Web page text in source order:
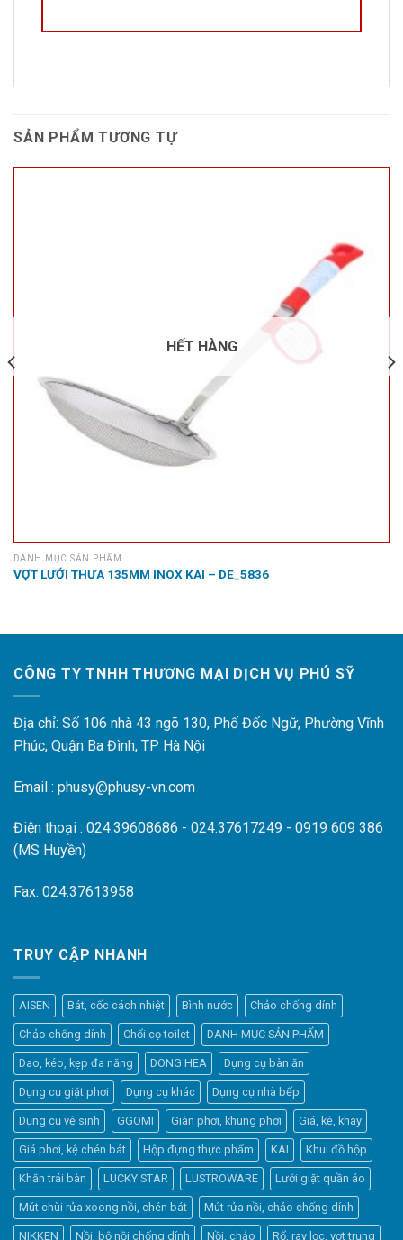
SẢN PHẨM TƯƠNG TỰ
HẾT HÀNG
DANH MỤC SẢN PHẨM
VỢT LƯỚI THƯA 135MM INOX KAI – DE_5836
CÔNG TY TNHH THƯƠNG MẠI DỊCH VỤ PHÚ SỸ
Địa chỉ: Số 106 nhà 43 ngõ 130, Phố Đốc Ngữ, Phường Vĩnh
Phúc, Quận Ba Đình, TP Hà Nội
Email : phusy@phusy-vn.com
Điện thoại : 024.39608686 - 024.37617249 - 0919 609 386
(MS Huyền)
Fax: 024.37613958
TRUY CẬP NHANH
AISEN Bát, cốc cách nhiệt Bình nước Chảo chống dính
Chảo chống dính Chổi cọ toilet DANH MỤC SẢN PHẨM
Dao, kéo, kẹp đa năng DONG HEA Dụng cụ bàn ăn
Dụng cụ giặt phơi Dụng cụ khác Dụng cụ nhà bếp
Dụng cụ vệ sinh GGOMI Giàn phơi, khung phơi Giá, kệ, khay
Giá phơi, kệ chén bát Hộp đựng thực phẩm KAI Khui đồ hộp
Khăn trải bàn LUCKY STAR LUSTROWARE Lưới giặt quần áo
Mút chùi rửa xoong nồi, chén bát Mút rửa nồi, chảo chống dính
NIKKEN Nồi, bộ nồi chống dính Nồi, chảo Rổ, ray lọc, vợt trụng
Elfsight
Typically replies within a day